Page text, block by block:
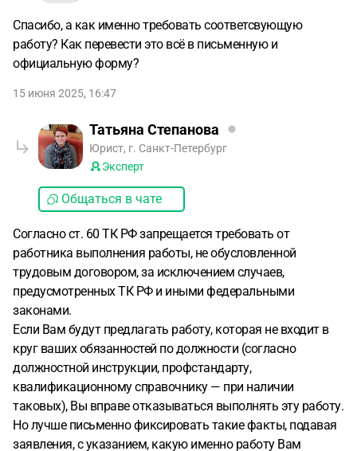
Спасибо, а как именно требовать соответсвующую
работу? Как перевести это всё в письменную и
официальную форму?
15 июня 2025, 16:47
Татьяна Степанова
Юрист, г. Санкт-Петербург
Эксперт
Общаться в чате
Согласно ст. 60 ТК РФ запрещается требовать от
работника выполнения работы, не обусловленной
трудовым договором, за исключением случаев,
предусмотренных ТК РФ и иными федеральными
законами.
Если Вам будут предлагать работу, которая не входит в
круг ваших обязанностей по должности (согласно
должностной инструкции, профстандарту,
квалификационному справочнику — при наличии
таковых), Вы вправе отказываться выполнять эту работу.
Но лучше письменно фиксировать такие факты, подавая
заявления, с указанием, какую именно работу Вам